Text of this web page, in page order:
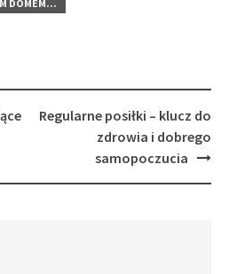
DOMEM...
Regularne posiłki – klucz do
zdrowia i dobrego
samopoczucia